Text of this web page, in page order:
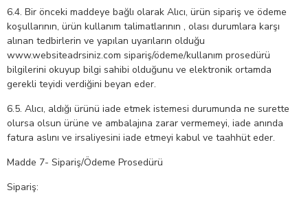
6.4. Bir önceki maddeye bağlı olarak Alıcı, ürün sipariş ve ödeme
koşullarının, ürün kullanım talimatlarının , olası durumlara karşı
alınan tedbirlerin ve yapılan uyarıların olduğu
www.websiteadrsiniz.com sipariş/ödeme/kullanım prosedürü
bilgilerini okuyup bilgi sahibi olduğunu ve elektronik ortamda
gerekli teyidi verdiğini beyan eder.
6.5. Alıcı, aldığı ürünü iade etmek istemesi durumunda ne surette
olursa olsun ürüne ve ambalajına zarar vermemeyi, iade anında
fatura aslını ve irsaliyesini iade etmeyi kabul ve taahhüt eder.
Madde 7- Sipariş/Ödeme Prosedürü
Sipariş: